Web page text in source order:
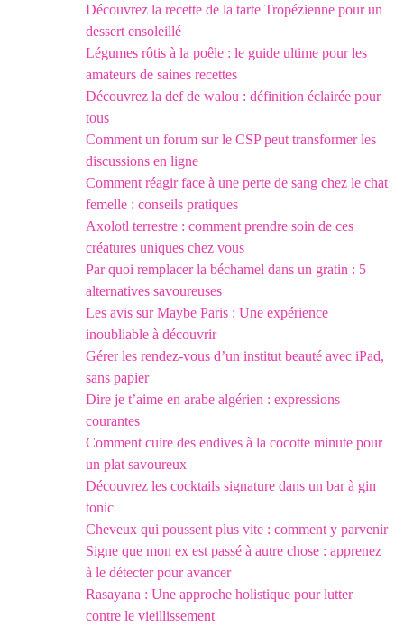
Découvrez la recette de la tarte Tropézienne pour un
dessert ensoleillé
Légumes rôtis à la poêle : le guide ultime pour les
amateurs de saines recettes
Découvrez la def de walou : définition éclairée pour
tous
Comment un forum sur le CSP peut transformer les
discussions en ligne
Comment réagir face à une perte de sang chez le chat
femelle : conseils pratiques
Axolotl terrestre : comment prendre soin de ces
créatures uniques chez vous
Par quoi remplacer la béchamel dans un gratin : 5
alternatives savoureuses
Les avis sur Maybe Paris : Une expérience
inoubliable à découvrir
Gérer les rendez-vous d’un institut beauté avec iPad,
sans papier
Dire je t’aime en arabe algérien : expressions
courantes
Comment cuire des endives à la cocotte minute pour
un plat savoureux
Découvrez les cocktails signature dans un bar à gin
tonic
Cheveux qui poussent plus vite : comment y parvenir
Signe que mon ex est passé à autre chose : apprenez
à le détecter pour avancer
Rasayana : Une approche holistique pour lutter
contre le vieillissement